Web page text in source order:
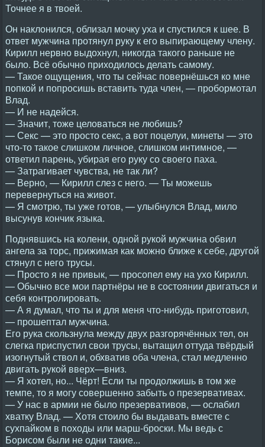
Точнее я в твоей.
Он наклонился, облизал мочку уха и спустился к шее. В
ответ мужчина протянул руку к его выпирающему члену.
Кирилл нервно выдохнул, никогда такого раньше не
было. Всё обычно приходилось делать самому.
— Такое ощущения, что ты сейчас повернёшься ко мне
попкой и попросишь вставить туда член, — пробормотал
Влад.
— И не надейся.
— Значит, тоже целоваться не любишь?
— Секс — это просто секс, а вот поцелуи, минеты — это
что-то такое слишком личное, слишком интимное, —
ответил парень, убирая его руку со своего паха.
— Затрагивает чувства, не так ли?
— Верно, — Кирилл слез с него. — Ты можешь
перевернуться на живот.
— Я смотрю, ты уже готов, — улыбнулся Влад, мило
высунув кончик языка.
Поднявшись на колени, одной рукой мужчина обвил
ангела за торс, прижимая как можно ближе к себе, другой
стянул с него трусы.
— Просто я не привык, — просопел ему на ухо Кирилл.
— Обычно все мои партнёры не в состоянии двигаться и
себя контролировать.
— А я думал, что ты и для меня что-нибудь приготовил,
— прошептал мужчина.
Его рука скользнула между двух разгорячённых тел, он
слегка приспустил свои трусы, вытащил оттуда твёрдый
изогнутый ствол и, обхватив оба члена, стал медленно
двигать рукой вверх—вниз.
— Я хотел, но... Чёрт! Если ты продолжишь в том же
темпе, то я могу совершенно забыть о презервативах.
— У нас в армии не было презервативов, — ослабил
хватку Влад. — Хотя стоило бы выдавать вместе с
сухпайком в походы или марш-броски. Мы ведь с
Борисом были не одни такие...